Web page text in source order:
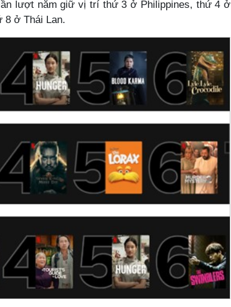
lượt nắm giữ vị trí thứ 3 ở Philippines, thứ 4 ở
8 ở Thái Lan.